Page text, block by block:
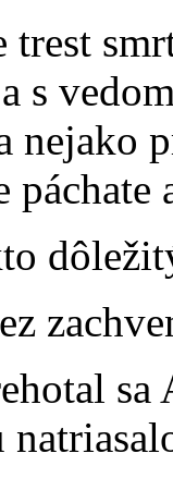
trest
s
nejako
páchate